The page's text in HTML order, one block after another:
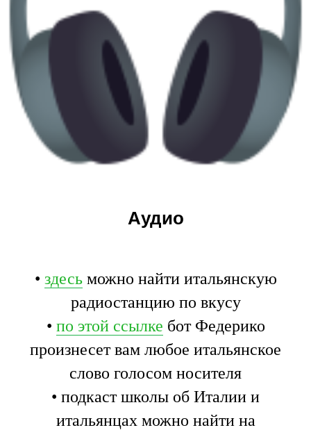
Аудио
• здесьможно найти итальянскую
радиостанцию по вкусу
• по этой ссылке бот Федерико
произнесет вам любое итальянское
слово голосом носителя
• подкаст школы об Италии и
итальянцах можно найти на